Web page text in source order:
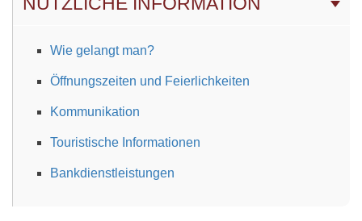
Wie gelangt man?
Öffnungszeiten und Feierlichkeiten
Kommunikation
Touristische Informationen
Bankdienstleistungen